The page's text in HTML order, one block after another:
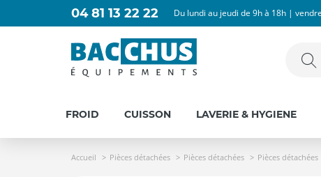
04 81 13 22 22 Du lundi au jeudi de 9h à 18h |
FROID CUISSON LAVERIE & HYGIENE
Accueil Pièces détachées Pièces détachées Pièces détachées